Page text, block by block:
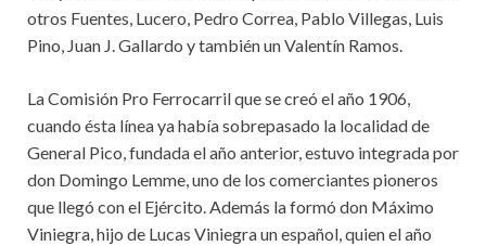
otros Fuentes, Lucero, Pedro Correa, Pablo Villegas, Luis
Pino, Juan J. Gallardo y también un Valentín Ramos.
La Comisión Pro Ferrocarril que se creó el año 1906,
cuando ésta línea ya había sobrepasado la localidad de
General Pico, fundada el año anterior, estuvo integrada por
don Domingo Lemme, uno de los comerciantes pioneros
que llegó con el Ejército. Además la formó don Máximo
Viniegra, hijo de Lucas Viniegra un español, quien el año